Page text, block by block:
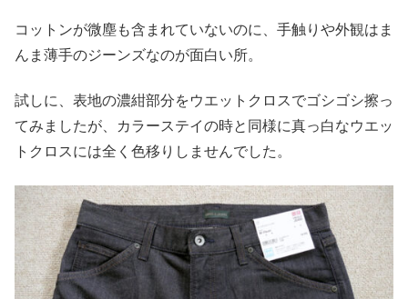
コットンが微塵も含まれていないのに、手触りや外観はま
んま薄手のジーンズなのが面白い所。
試しに、表地の濃紺部分をウエットクロスでゴシゴシ擦っ
てみましたが、カラーステイの時と同様に真っ白なウエッ
トクロスには全く色移りしませんでした。